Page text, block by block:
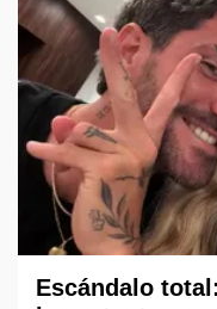
Escándalo